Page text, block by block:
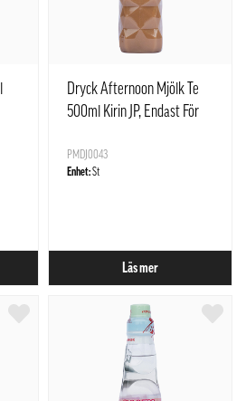
Dryck Afternoon Mjölk Te
500ml Kirin JP, Endast För
PMDJ0043
Enhet:St
Läs mer